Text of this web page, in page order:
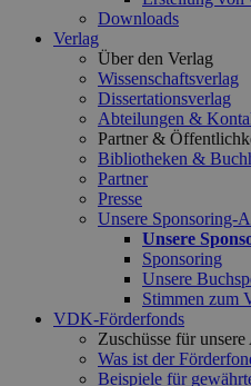
Downloads
Verlag
Über den Verlag
Wissenschaftsverlag
Dissertationsverlag
Abteilungen &
Partner &
Bibliotheken &
Partner
Presse
Unsere Sponsoring-
Unsere
Sponsoring
Unsere
Stimmen zum
VDK-Förderfonds
Zuschüsse für
Was ist der
Beispiele für